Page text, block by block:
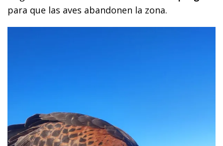
para que las aves abandonen la zona.